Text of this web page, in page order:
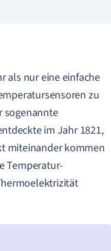
als nur eine einfache
zu
sogenannte
im Jahr 1821,
miteinander kommen
Temperatur-